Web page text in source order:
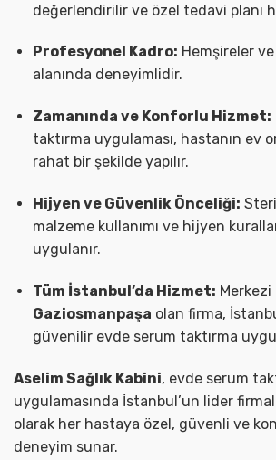
değerlendirilir ve özel tedavi planı
Profesyonel Kadro: Hemşireler
alanında deneyimlidir.
Zamanında ve Konforlu Hizmet:
taktırma uygulaması, hastanın ev
rahat bir şekilde yapılır.
Hijyen ve Güvenlik Önceliği:
malzeme kullanımı ve hijyen
uygulanır.
Tüm İstanbul’da Hizmet: Merkezi
Gaziosmanpaşa olan firma,
güvenilir evde serum taktırma
Aselim Sağlık Kabini, evde serum
uygulamasında İstanbul’un lider
olarak her hastaya özel, güvenli ve
deneyim sunar.